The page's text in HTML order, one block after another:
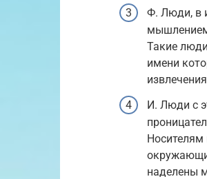
Ф. Люди, в
Такие
имени
И. Люди с
Носителям
наделены